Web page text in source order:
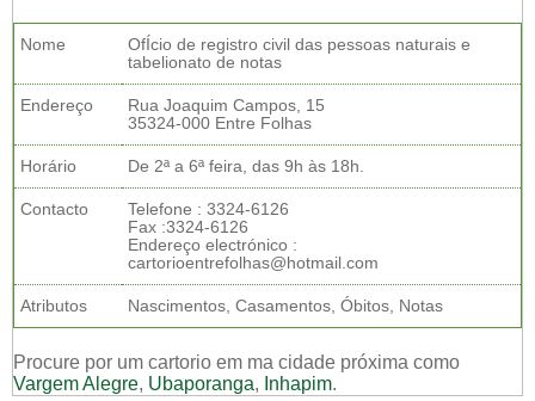
Nome
OfÍcio de registro civil das pessoas naturais e
tabelionato de notas
Endereço
Rua Joaquim Campos, 15
35324-000 Entre Folhas
Horário De 2ª a 6ª feira, das 9h às 18h.
Contacto
Telefone : 3324-6126
Fax :3324-6126
Endereço electrónico :
cartorioentrefolhas@hotmail.com
Atributos Nascimentos, Casamentos, Óbitos, Notas
Procure por um cartorio em ma cidade próxima como
Vargem Alegre, Ubaporanga, Inhapim.